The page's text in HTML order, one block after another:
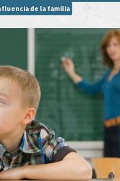
de la familia